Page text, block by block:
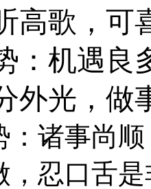
高歌，可
：机遇良
外光，做
：诸事尚
，忍口舌